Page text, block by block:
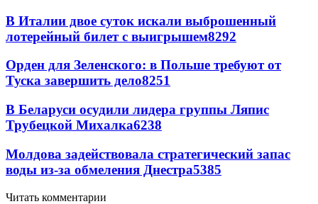
В Италии двое суток искали выброшенный
лотерейный билет с выигрышем8292
Орден для Зеленского: в Польше требуют от
Туска завершить дело8251
В Беларуси осудили лидера группы Ляпис
Трубецкой Михалка6238
Молдова задействовала стратегический запас
воды из-за обмеления Днестра5385
Читать комментарии